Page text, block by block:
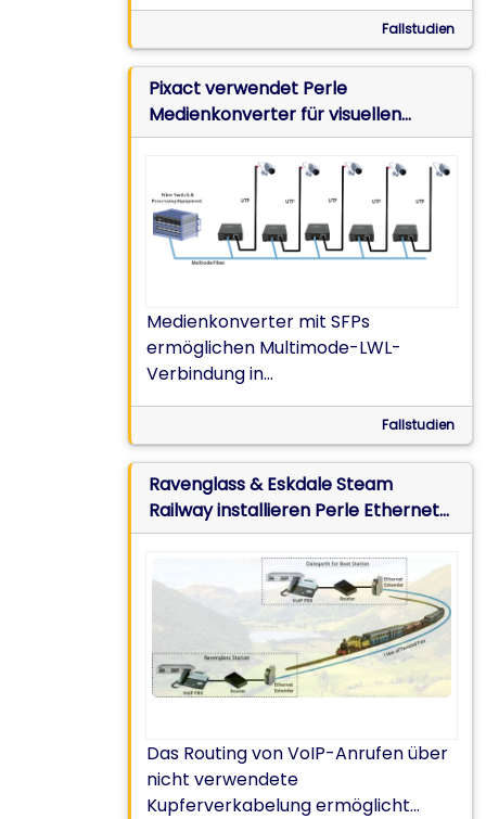
Fallstudien
Pixact verwendet Perle
Medienkonverter für visuellen
Überwachungsprozess in Echtzeit
Medienkonverter mit SFPs
ermöglichen Multimode-LWL-
Verbindung in
überwachungsbedürftiger
SteinwollproduktionsanlageFallstudien
Ravenglass & Eskdale Steam
Railway installieren Perle Ethernet-
Extender für hochqualitatives VoIP
Das Routing von VoIP-Anrufen über
nicht verwendete
Kupferverkabelung ermöglicht